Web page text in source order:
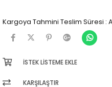
Kargoya Tahmini Teslim Süresi :
İSTEK LISTEME EKLE
KARŞILAŞTIR